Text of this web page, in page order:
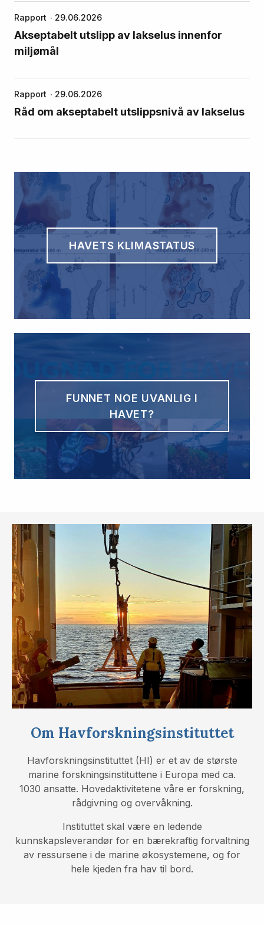
Rapport 29.06.2026
Akseptabelt utslipp av lakselus innenfor
miljømål
Rapport 29.06.2026
Råd om akseptabelt utslippsnivå av lakselus
HAVETS KLIMASTATUS
FUNNET NOE UVANLIG I
HAVET?
Om Havforskningsinstituttet
Havforskningsinstituttet (HI) er et av de største
marine forskningsinstituttene i Europa med ca.
1030 ansatte. Hovedaktivitetene våre er forskning,
rådgivning og overvåkning.
Instituttet skal være en ledende
kunnskapsleverandør for en bærekraftig forvaltning
av ressursene i de marine økosystemene, og for
hele kjeden fra hav til bord.